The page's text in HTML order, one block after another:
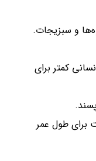
و سبزیجات.
کمتر برای
برای طول عمر